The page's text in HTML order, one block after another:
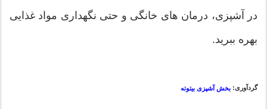
در آشپزی، درمان های خانگی و حتی نگهداری مواد غذایی
بهره ببرید.
گردآوری: بخش آشپزی بیتوته